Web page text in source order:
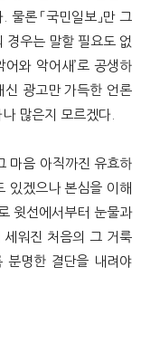
론 「국민일보」만 그
경우는 말할 필요도 없
와 악어새’로 공생하
신 광고만 가득한 언론
많은지 모르겠다.
마음 아직까진 유효하
있겠으나 본심을 이해
윗선에서부터 눈물과
워진 처음의 그 거룩
분명한 결단을 내려야